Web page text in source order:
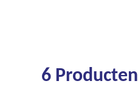
6 Producten